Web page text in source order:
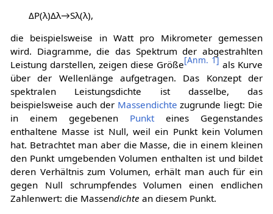
ΔP(λ)Δλ→Sλ(λ),
die beispielsweise in Watt pro Mikrometer gemessen
wird. Diagramme, die das Spektrum der abgestrahlten
Leistung darstellen, zeigen diese Größe[Anm. 1] als Kurve
über der Wellenlänge aufgetragen. Das Konzept der
spektralen Leistungsdichte ist dasselbe, das
beispielsweise auch der Massendichte zugrunde liegt: Die
in einem gegebenen Punkteines Gegenstandes
enthaltene Masse ist Null, weil ein Punkt kein Volumen
hat. Betrachtet man aber die Masse, die in einem kleinen
den Punkt umgebenden Volumen enthalten ist und bildet
deren Verhältnis zum Volumen, erhält man auch für ein
gegen Null schrumpfendes Volumen einen endlichen
Zahlenwert: die Massendichte an diesem Punkt.